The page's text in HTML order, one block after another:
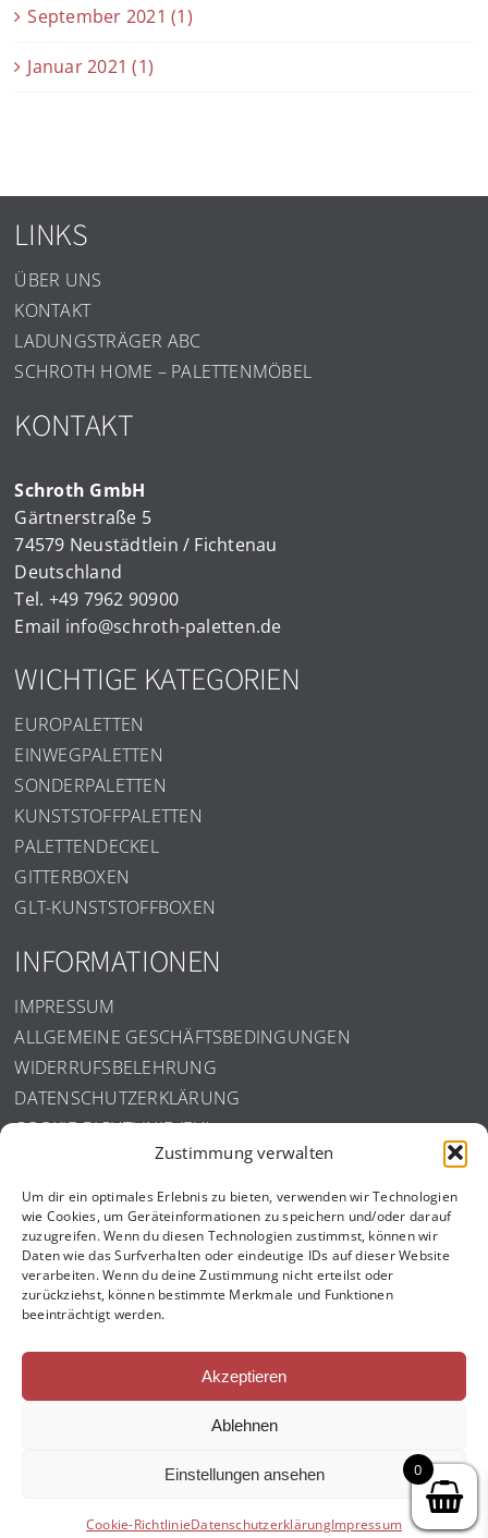
Zustimmung verwalten
Um dir ein optimales Erlebnis zu bieten, verwenden wir Technologien
wie Cookies, um Geräteinformationen zu speichern und/oder darauf
zuzugreifen. Wenn du diesen Technologien zustimmst, können wir
Daten wie das Surfverhalten oder eindeutige IDs auf dieser Website
verarbeiten. Wenn du deine Zustimmung nicht erteilst oder
zurückziehst, können bestimmte Merkmale und Funktionen
beeinträchtigt werden.
Akzeptieren
Ablehnen
Einstellungen ansehen
Cookie-RichtlinieDatenschutzerklärungImpressum
September 2021 (1)
Januar 2021 (1)
LINKS
ÜBER UNS
KONTAKT
LADUNGSTRÄGER ABC
SCHROTH HOME – PALETTENMÖBEL
KONTAKT
Schroth GmbH
Gärtnerstraße 5
74579 Neustädtlein / Fichtenau
Deutschland
Tel. +49 7962 90900
Email info@schroth-paletten.de
WICHTIGE KATEGORIEN
EUROPALETTEN
EINWEGPALETTEN
SONDERPALETTEN
KUNSTSTOFFPALETTEN
PALETTENDECKEL
GITTERBOXEN
GLT-KUNSTSTOFFBOXEN
INFORMATIONEN
IMPRESSUM
ALLGEMEINE GESCHÄFTSBEDINGUNGEN
WIDERRUFSBELEHRUNG
DATENSCHUTZERKLÄRUNG
COOKIE-RICHTLINIE (EU)
ISO ZERTIFIZIERUNG
Copyright by Schroth GmbH
0